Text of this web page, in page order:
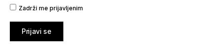
Zadrži me prijavljenim
Prijavi se